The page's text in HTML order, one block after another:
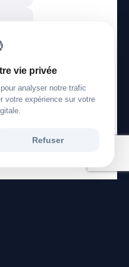
oublié ?
vie privée
analyser notre trafic
votre expérience sur votre
Refuser